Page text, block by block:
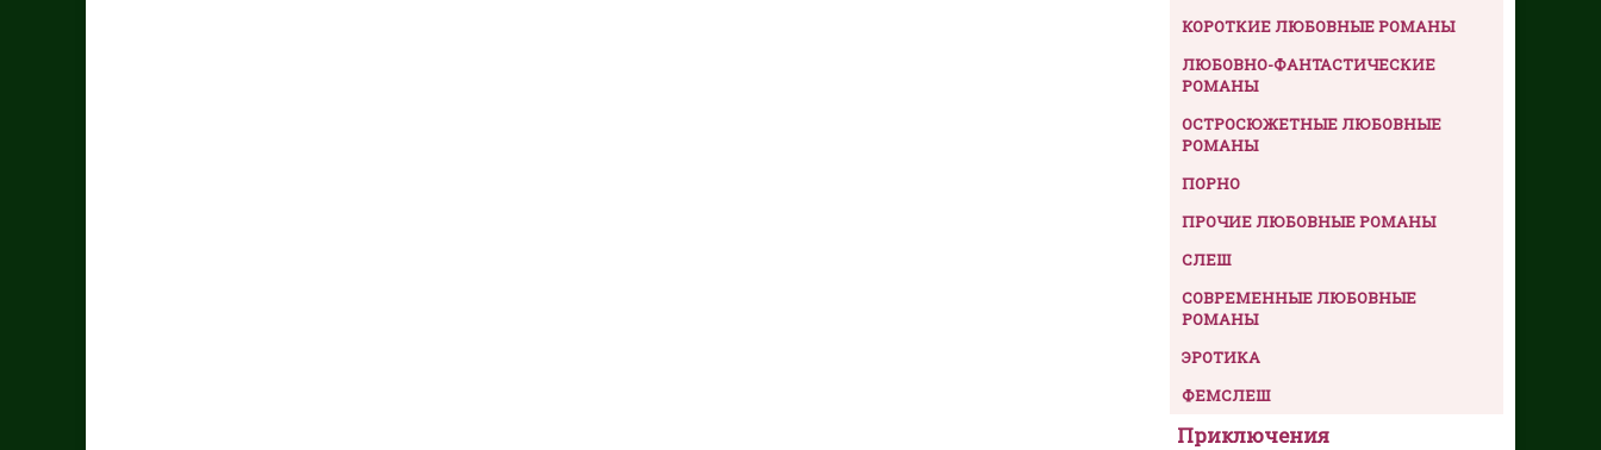
КОРОТКИЕ ЛЮБОВНЫЕ РОМАНЫ
ЛЮБОВНО-ФАНТАСТИЧЕСКИЕ
РОМАНЫ
ОСТРОСЮЖЕТНЫЕ ЛЮБОВНЫЕ
РОМАНЫ
ПОРНО
ПРОЧИЕ ЛЮБОВНЫЕ РОМАНЫ
СЛЕШ
СОВРЕМЕННЫЕ ЛЮБОВНЫЕ
РОМАНЫ
ЭРОТИКА
ФЕМСЛЕШ
Приключения